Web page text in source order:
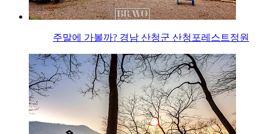
주말에 가볼까? 경남 산청군 산청포레스트정원